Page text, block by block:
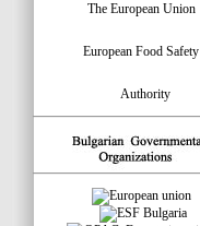
The European Union
European Food Safety
Authority